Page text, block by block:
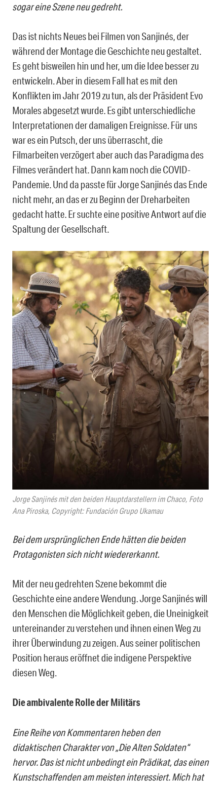
sogar eine Szene neu gedreht.
Das ist nichts Neues bei Filmen von Sanjinés, der
während der Montage die Geschichte neu gestaltet.
Es geht bisweilen hin und her, um die Idee besser zu
entwickeln. Aber in diesem Fall hat es mit den
Konflikten im Jahr 2019 zu tun, als der Präsident Evo
Morales abgesetzt wurde. Es gibt unterschiedliche
Interpretationen der damaligen Ereignisse. Für uns
war es ein Putsch, der uns überrascht, die
Filmarbeiten verzögert aber auch das Paradigma des
Filmes verändert hat. Dann kam noch die COVID-
Pandemie. Und da passte für Jorge Sanjinés das Ende
nicht mehr, an das er zu Beginn der Dreharbeiten
gedacht hatte. Er suchte eine positive Antwort auf die
Spaltung der Gesellschaft.
Jorge Sanjinés mit den beiden Hauptdarstellern im Chaco, Foto
Ana Piroska, Copyright: Fundación Grupo Ukamau
Bei dem ursprünglichen Ende hätten die beiden
Protagonisten sich nicht wiedererkannt.
Mit der neu gedrehten Szene bekommt die
Geschichte eine andere Wendung. Jorge Sanjinés will
den Menschen die Möglichkeit geben, die Uneinigkeit
untereinander zu verstehen und ihnen einen Weg zu
ihrer Überwindung zu zeigen. Aus seiner politischen
Position heraus eröffnet die indigene Perspektive
diesen Weg.
Die ambivalente Rolle der Militärs
Eine Reihe von Kommentaren heben den
didaktischen Charakter von „Die Alten Soldaten“
hervor. Das ist nicht unbedingt ein Prädikat, das einen
Kunstschaffenden am meisten interessiert. Mich hat